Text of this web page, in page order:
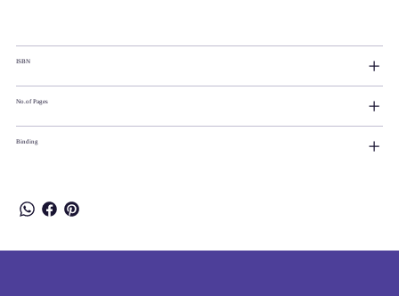
ISBN
No.of Pages
Binding